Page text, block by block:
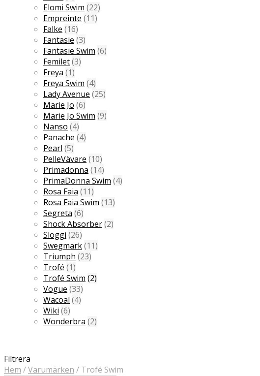
Elomi Swim (22)
Empreinte (11)
Falke (16)
Fantasie (3)
Fantasie Swim (6)
Femilet(3)
Freya (1)
Freya Swim (4)
Lady Avenue (25)
Marie Jo (6)
Marie Jo Swim (9)
Nanso (4)
Panache (4)
Pearl (5)
PelleVävare (10)
Primadonna (14)
PrimaDonna Swim (4)
Rosa Faia (11)
Rosa Faia Swim (13)
Segreta (6)
Shock Absorber(2)
Sloggi (26)
Swegmark(11)
Triumph (23)
Trofé (1)
Trofé Swim (2)
Vogue (33)
Wacoal (4)
Wiki (6)
Wonderbra (2)
Filtrera
Hem /Varumärken / Trofé Swim